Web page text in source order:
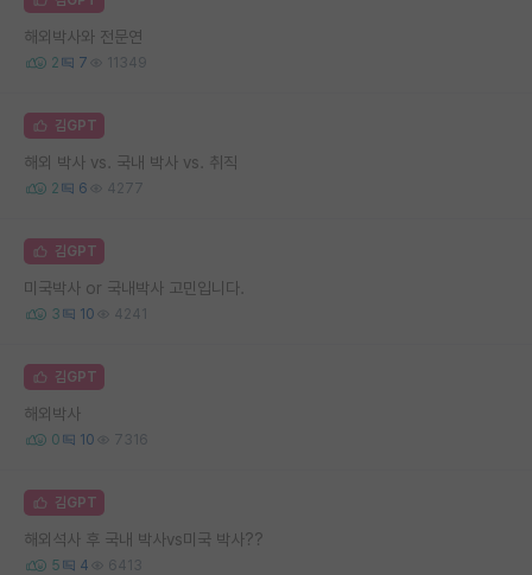
해외박사와 전문연
2 7 11349
김GPT
해외 박사 vs. 국내 박사 vs. 취직
2 6 4277
김GPT
미국박사 or 국내박사 고민입니다.
3 10 4241
김GPT
해외박사
0 10 7316
김GPT
해외석사 후 국내 박사vs미국 박사??
5 4 6413